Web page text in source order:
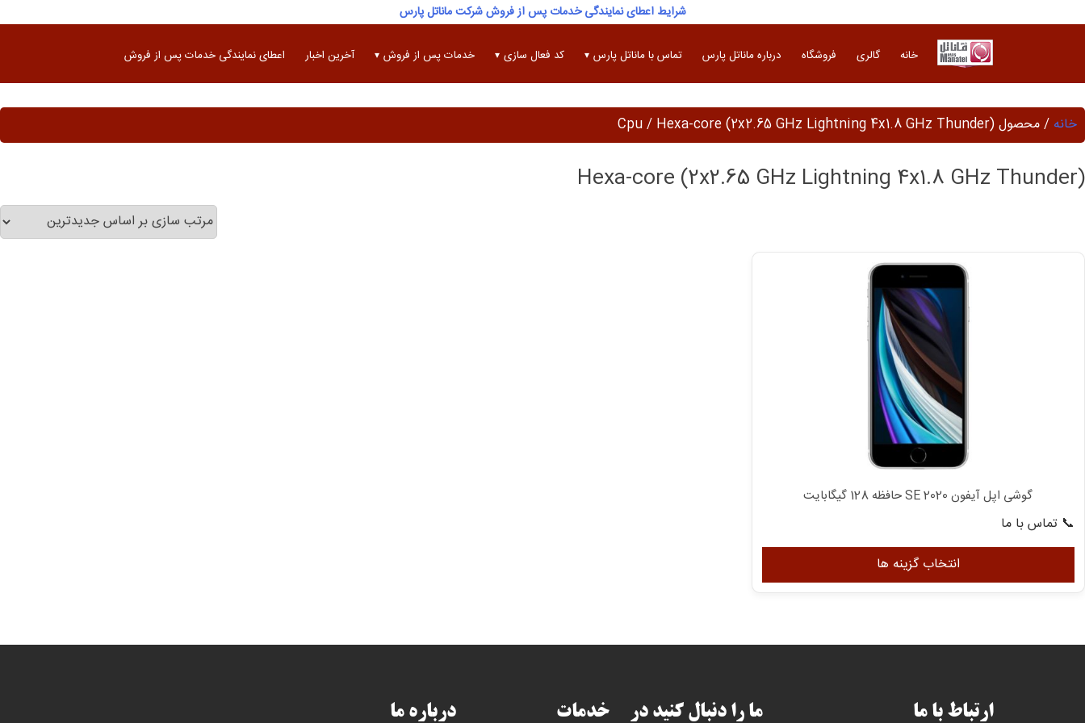
to
شرایط اعطای نمایندگی خدمات پس از فروش شرکت ماناتل پارس
خانه گالری فروشگاه درباره ماناتل پارس تماس با ماناتل پارس کد فعال سازی خدمات پس از فروش آخرین اخبار اعطای نمایندگی خدمات پس از فروش
خانه / محصول Cpu / Hexa-core (2x2.65 GHz Lightning 4x1.8 GHz Thunder)
Hexa-core (2x2.65 GHz Lightning 4x1.8 GHz Thunder)
گوشی اپل آیفون SE 2020 حافظه 128 گیگابایت
📞 تماس با ما
انتخاب گزینه ها
این
دارای
می
ها
ممکن
ارتباط با ما ما را دنبال کنید در خدمات درباره ما